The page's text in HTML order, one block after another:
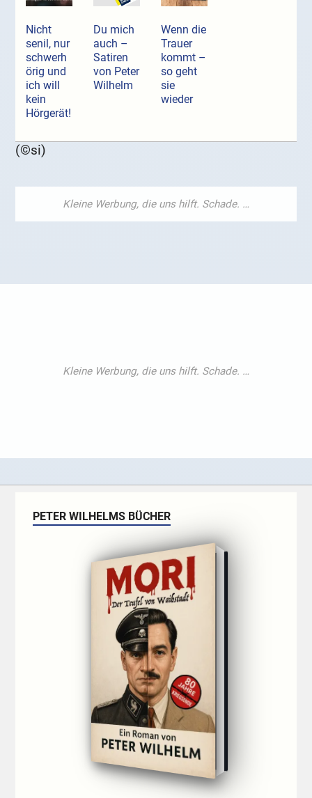
Nicht
senil, nur
schwerh
örig und
ich will
kein
Hörgerät!
Du mich
auch –
Satiren
von Peter
Wilhelm
Wenn die
Trauer
kommt –
so geht
sie
wieder
(©si)
PETER WILHELMS BÜCHER